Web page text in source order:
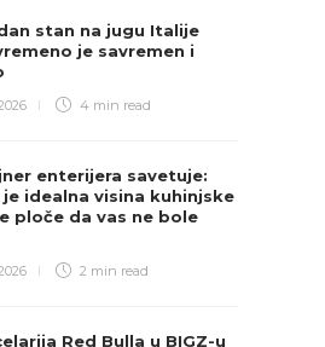
stan na jugu Italije
je savremen i
4 min read
enterijera savetuje:
je idealna visina kuhinjske
ploče da vas ne bole
2 min read
Red Bulla u BIGZ-u